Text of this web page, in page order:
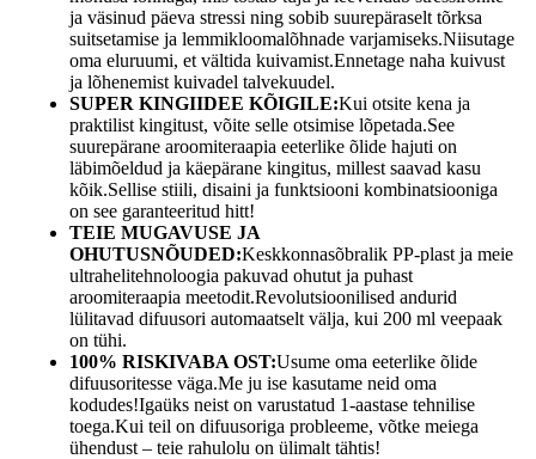
ja väsinud päeva stressi ning sobib suurepäraselt tõrksa
suitsetamise ja lemmikloomalõhnade varjamiseks.Niisutage
oma eluruumi, et vältida kuivamist.Ennetage naha kuivust
ja lõhenemist kuivadel talvekuudel.
SUPER KINGIIDEE KÕIGILE:Kui otsite kena ja
praktilist kingitust, võite selle otsimise lõpetada.See
suurepärane aroomiteraapia eeterlike õlide hajuti on
läbimõeldud ja käepärane kingitus, millest saavad kasu
kõik.Sellise stiili, disaini ja funktsiooni kombinatsiooniga
on see garanteeritud hitt!
TEIE MUGAVUSE JA
OHUTUSNÕUDED:Keskkonnasõbralik PP-plast ja meie
ultrahelitehnoloogia pakuvad ohutut ja puhast
aroomiteraapia meetodit.Revolutsioonilised andurid
lülitavad difuusori automaatselt välja, kui 200 ml veepaak
on tühi.
100% RISKIVABA OST:Usume oma eeterlike õlide
difuusoritesse väga.Me ju ise kasutame neid oma
kodudes!Igaüks neist on varustatud 1-aastase tehnilise
toega.Kui teil on difuusoriga probleeme, võtke meiega
ühendust – teie rahulolu on ülimalt tähtis!